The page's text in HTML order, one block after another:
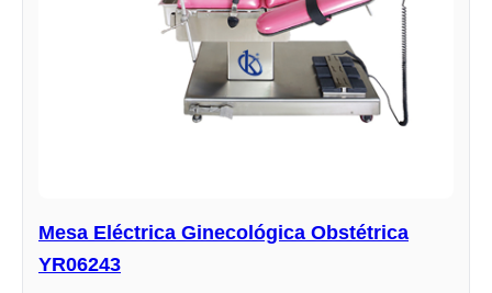
Mesa Eléctrica Ginecológica Obstétrica
YR06243